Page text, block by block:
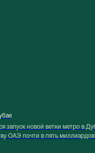
запуск новой ветки метро в
ОАЭ почти в пять